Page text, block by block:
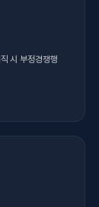
시 부정경쟁행